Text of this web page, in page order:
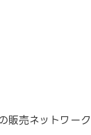
販売ネットワーク